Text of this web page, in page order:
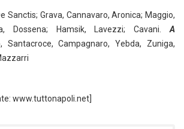
Sanctis; Grava, Cannavaro, Aronica; Maggio,
Dossena; Hamsik, Lavezzi; Cavani. A
Santacroce, Campagnaro, Yebda, Zuniga,
www.tuttonapoli.net]